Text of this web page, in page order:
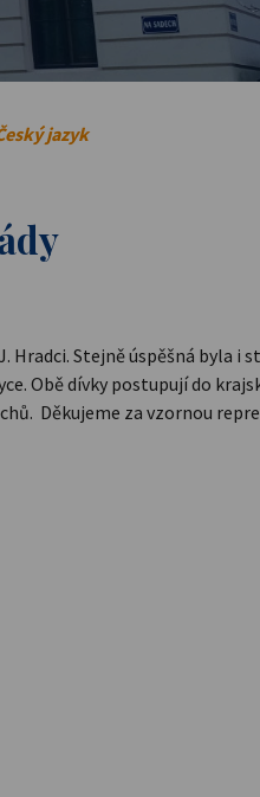
jazyk
Hradci. Stejně úspěšná byla i
Obě dívky postupují do
Děkujeme za vzornou